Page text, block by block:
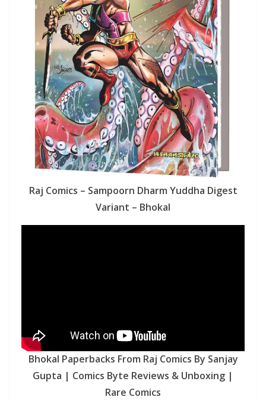
Raj Comics – Sampoorn Dharm Yuddha Digest
Variant – Bhokal
Bhokal Paperbacks From Raj Comics By Sanjay
Gupta | Comics Byte Reviews & Unboxing |
Rare Comics